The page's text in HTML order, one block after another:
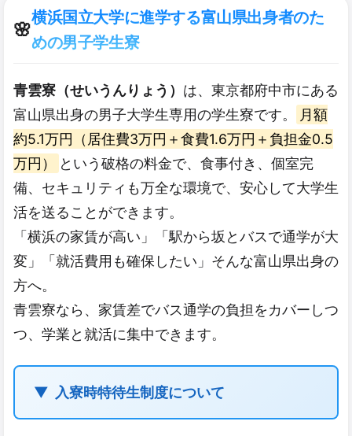
🌸
横浜国立大学に進学する富山県出身者のた
めの男子学生寮
青雲寮（せいうんりょう） は、東京都府中市にある
富山県出身の男子大学生専用の学生寮です。
月額
約5.1万円（居住費3万円＋食費1.6万円＋負担金0.5
万円）
という破格の料金で、食事付き、個室完
備、セキュリティも万全な環境で、安心して大学生
活を送ることができます。
「横浜の家賃が高い」「駅から坂とバスで通学が大
変」「就活費用も確保したい」そんな富山県出身の
方へ。
青雲寮なら、家賃差でバス通学の負担をカバーしつ
つ、学業と就活に集中できます。
入寮時特待生制度について